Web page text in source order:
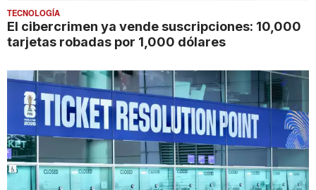
TECNOLOGÍA
El cibercrimen ya vende suscripciones: 10,000
tarjetas robadas por 1,000 dólares